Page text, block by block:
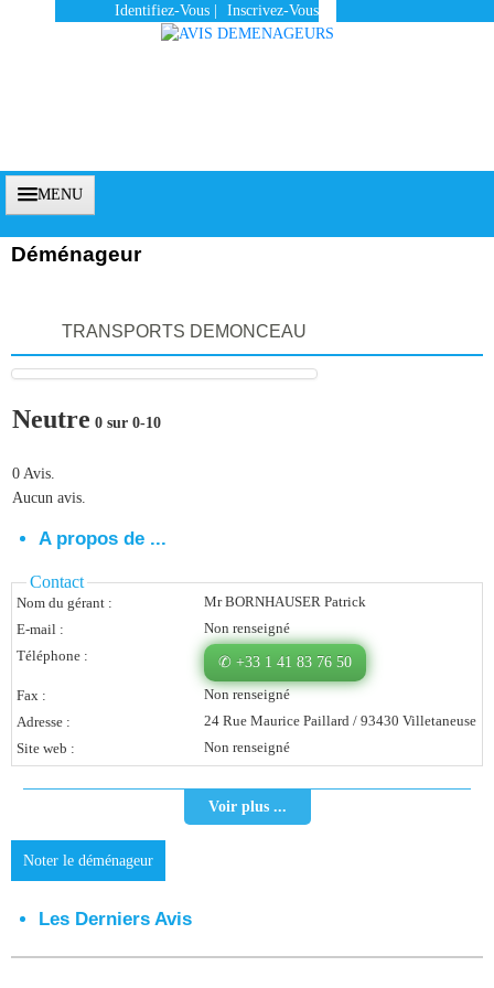
Identifiez-Vous Inscrivez-Vous
MENU
Vous Êtes Un Client
Qui Sommes-Nous ?
Pourquoi Nous Faire Confiance ?
Comment Ça Marche ?
Quels Bénéfices Pour Ma Société ?
Témoignages Adhérents
Comment S’inscrire ?
Donnez Votre Avis
Déménageur
TRANSPORTS DEMONCEAU
Neutre 0 sur 0-10
0 Avis.
Aucun avis.
A propos de ...
Contact
Nom du gérant :
Mr BORNHAUSER Patrick
E-mail :
Non renseigné
Téléphone :
✆ +33 1 41 83 76 50
Fax :
Non renseigné
Adresse :
24 Rue Maurice Paillard / 93430 Villetaneuse
Site web :
Non renseigné
Voir plus ...
Noter le déménageur
Les Derniers Avis